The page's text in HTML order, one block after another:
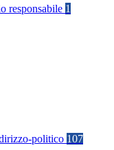
responsabile 1
politico 107